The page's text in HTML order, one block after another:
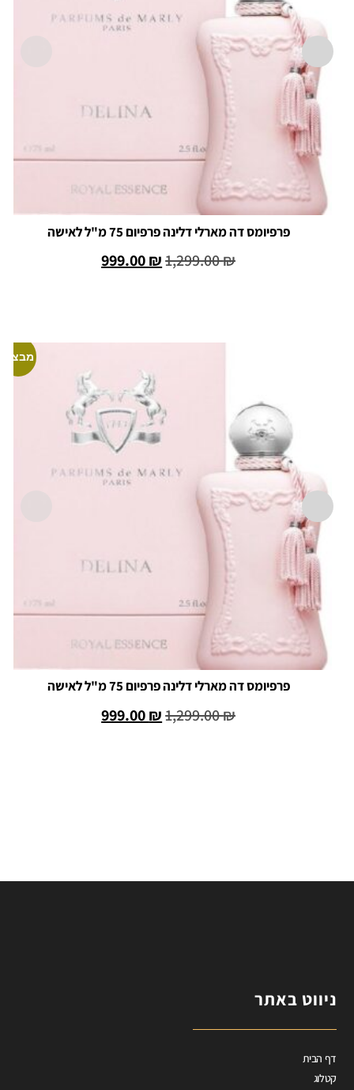
פרפיומס דה מארלי דלינה פרפיום 75 מ"ל לאישה
1,299.00₪
999.00₪
מבצע!
פרפיומס דה מארלי דלינה פרפיום 75 מ"ל לאישה
1,299.00₪
999.00₪
ניווט באתר
דף הבית
קטלוג